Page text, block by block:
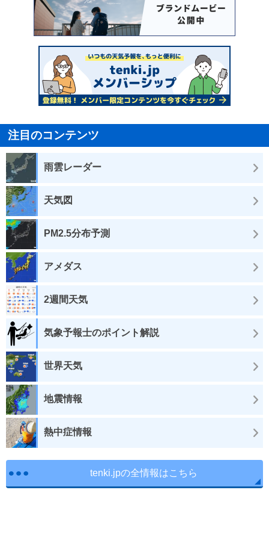
注目のコンテンツ
雨雲レーダー
天気図
PM2.5分布予測
アメダス
2週間天気
気象予報士のポイント解説
世界天気
地震情報
熱中症情報
tenki.jpの全情報はこちら